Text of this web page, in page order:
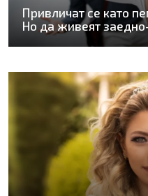
Привличат се като
Но да живеят